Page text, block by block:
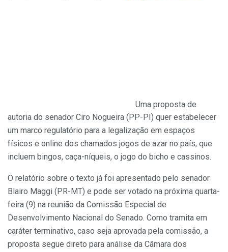
Uma proposta de
autoria do senador Ciro Nogueira (PP-PI) quer estabelecer
um marco regulatório para a legalização em espaços
físicos e online dos chamados jogos de azar no país, que
incluem bingos, caça-níqueis, o jogo do bicho e cassinos.
O relatório sobre o texto já foi apresentado pelo senador
Blairo Maggi (PR-MT) e pode ser votado na próxima quarta-
feira (9) na reunião da Comissão Especial de
Desenvolvimento Nacional do Senado. Como tramita em
caráter terminativo, caso seja aprovada pela comissão, a
proposta segue direto para análise da Câmara dos